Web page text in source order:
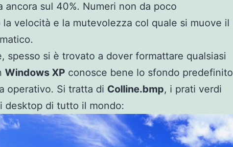
ancora sul 40%. Numeri non da poco
la velocità e la mutevolezza col quale si muove il
spesso si è trovato a dover formattare qualsiasi
Windows XP conosce bene lo sfondo predefinito
operativo. Si tratta di Colline.bmp, i prati verdi
desktop di tutto il mondo: